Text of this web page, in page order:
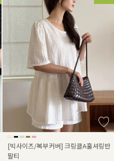
[빅사이즈/복부커버] 크링클A훌셔링반
팔티